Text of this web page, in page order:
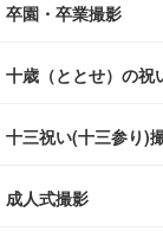
卒園・卒業撮影
十歳（ととせ）の祝
十三祝い(十三参り)
成人式撮影